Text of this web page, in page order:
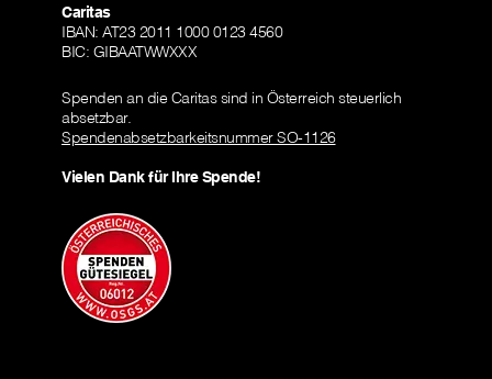
Caritas
IBAN: AT23 2011 1000 0123 4560
BIC: GIBAATWWXXX
Spenden an die Caritas sind in Österreich steuerlich
absetzbar.
Spendenabsetzbarkeitsnummer SO-1126
Vielen Dank für Ihre Spende!